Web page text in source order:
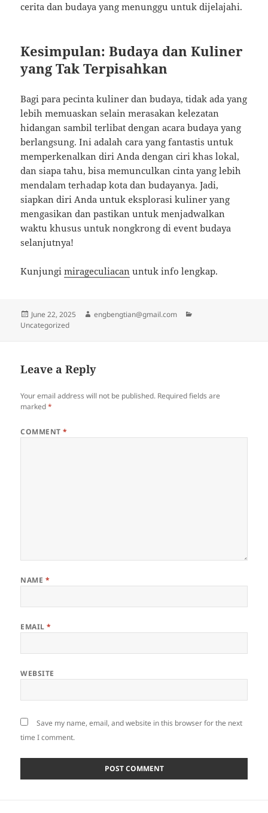
cerita dan budaya yang menunggu untuk dijelajahi.
Kesimpulan: Budaya dan Kuliner
yang Tak Terpisahkan
Bagi para pecinta kuliner dan budaya, tidak ada yang
lebih memuaskan selain merasakan kelezatan
hidangan sambil terlibat dengan acara budaya yang
berlangsung. Ini adalah cara yang fantastis untuk
memperkenalkan diri Anda dengan ciri khas lokal,
dan siapa tahu, bisa memunculkan cinta yang lebih
mendalam terhadap kota dan budayanya. Jadi,
siapkan diri Anda untuk eksplorasi kuliner yang
mengasikan dan pastikan untuk menjadwalkan
waktu khusus untuk nongkrong di event budaya
selanjutnya!
Kunjungimirageculiacan untuk info lengkap.
Posted
on
June 22, 2025 Author
engbengtian@gmail.com
Uncategorized
Leave a Reply
Your email address will not be published. Required fields are
marked*
COMMENT*
NAME *
EMAIL*
WEBSITE
Save my name, email, and website in this browser for the next
time I comment.